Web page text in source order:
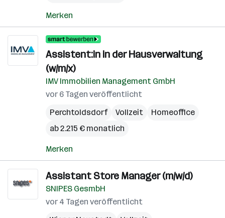
Merken
Assistent:in in der Hausverwaltung
(w/m/x)
IMV Immobilien Management GmbH
vor 6 Tagen veröffentlicht
Perchtoldsdorf
Vollzeit
Homeoffice
ab 2.215 € monatlich
Merken
Assistant Store Manager (m/w/d)
SNIPES GesmbH
vor 4 Tagen veröffentlicht